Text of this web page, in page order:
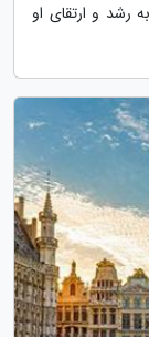
رشد و ارتقای او